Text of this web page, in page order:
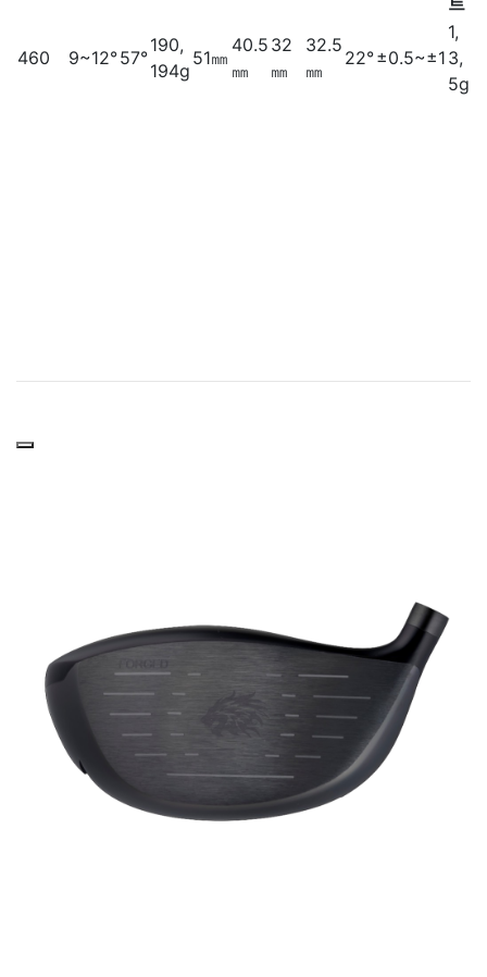
460 9~12°57°
190,
194g
51㎜
40.5
㎜
32
㎜
32.5
㎜
22°±0.5~±1
1,
3,
5g